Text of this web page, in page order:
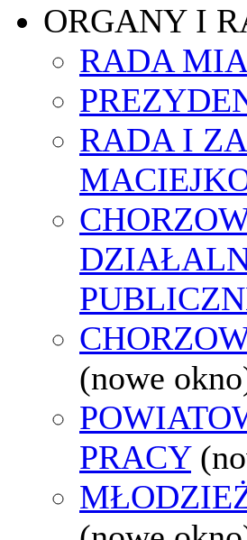
ORGANY I
RADA
RADA I
(nowe
PRACY